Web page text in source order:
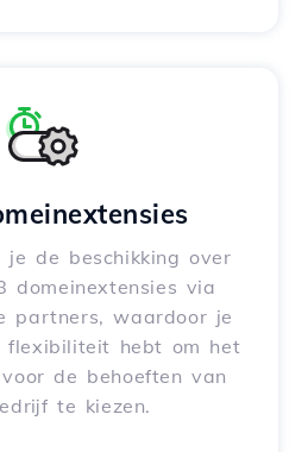
je de beschikking over
domeinextensies via
partners, waardoor je
flexibiliteit hebt om het
de behoeften van
te kiezen.